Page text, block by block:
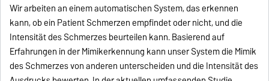
Wir arbeiten an einem automatischen System, das erkennen
kann, ob ein Patient Schmerzen empfindet oder nicht, und die
Intensität des Schmerzes beurteilen kann. Basierend auf
Erfahrungen in der Mimikerkennung kann unser System die Mimik
des Schmerzes von anderen unterscheiden und die Intensität des